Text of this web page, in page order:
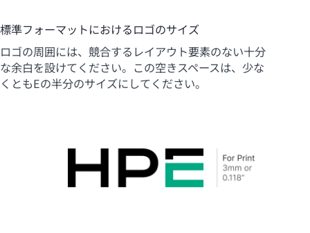
標準フォーマットにおけるロゴのサイズ
ロゴの周囲には、競合するレイアウト要素のない十分
な余白を設けてください。この空きスペースは、少な
くともEの半分のサイズにしてください。